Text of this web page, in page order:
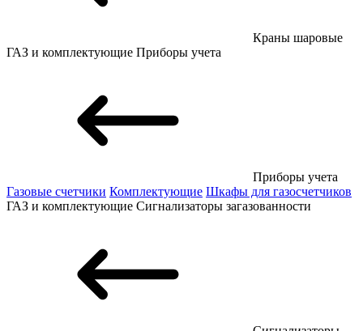
Краны шаровые
ГАЗ и комплектующие Приборы учета
Приборы учета
Газовые счетчики Комплектующие Шкафы для газосчетчиков
ГАЗ и комплектующие Сигнализаторы загазованности